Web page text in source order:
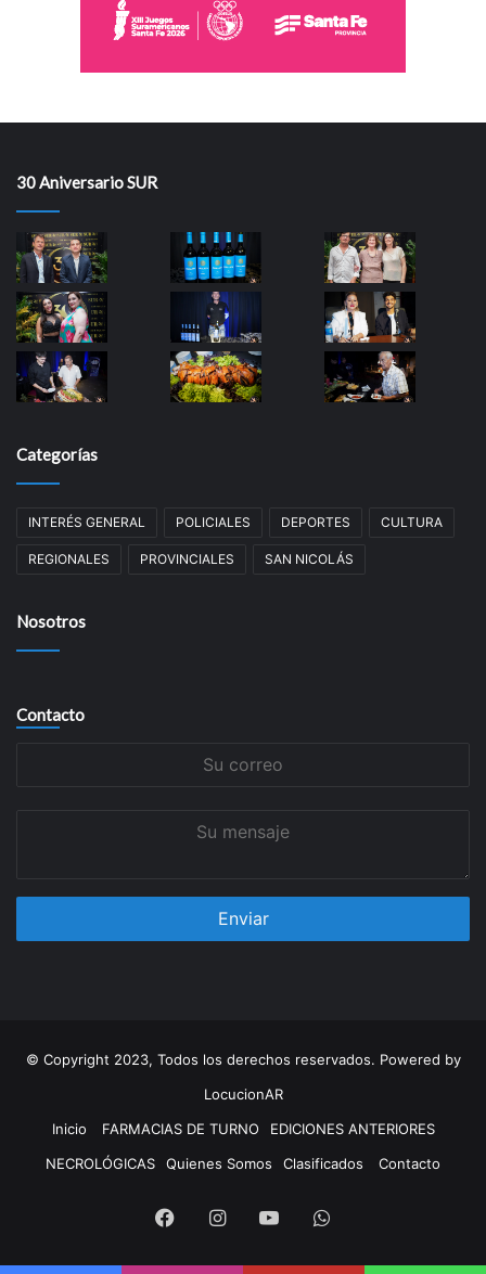
30 Aniversario SUR
Categorías
INTERÉS GENERAL POLICIALES DEPORTES CULTURA
REGIONALES PROVINCIALES SAN NICOLÁS
Nosotros
Contacto
© Copyright 2023, Todos los derechos reservados. Powered by
LocucionAR
Inicio
FARMACIAS DE TURNO
EDICIONES ANTERIORES
NECROLÓGICAS
Quienes Somos Clasificados Contacto
FacebookInstagramYoutubeWhatsapp